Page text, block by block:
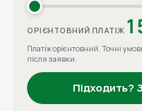
ОРІЄНТОВНИЙ ПЛАТІЖ
Платіж орієнтовний. Точні
після заявки.
Підходить?